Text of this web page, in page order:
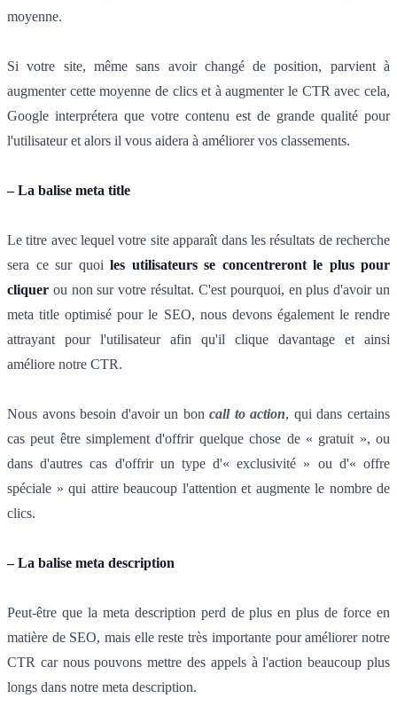
moyenne.
Si votre site, même sans avoir changé de position, parvient à
augmenter cette moyenne de clics et à augmenter le CTR avec cela,
Google interprétera que votre contenu est de grande qualité pour
l'utilisateur et alors il vous aidera à améliorer vos classements.
– La balise meta title
Le titre avec lequel votre site apparaît dans les résultats de recherche
sera ce sur quoi les utilisateurs se concentreront le plus pour
cliquer ou non sur votre résultat. C'est pourquoi, en plus d'avoir un
meta title optimisé pour le SEO, nous devons également le rendre
attrayant pour l'utilisateur afin qu'il clique davantage et ainsi
améliore notre CTR.
Nous avons besoin d'avoir un boncall to action, qui dans certains
cas peut être simplement d'offrir quelque chose de « gratuit », ou
dans d'autres cas d'offrir un type d'« exclusivité » ou d'« offre
spéciale » qui attire beaucoup l'attention et augmente le nombre de
clics.
– La balise meta description
Peut-être que la meta description perd de plus en plus de force en
matière de SEO, mais elle reste très importante pour améliorer notre
CTR car nous pouvons mettre des appels à l'action beaucoup plus
longs dans notre meta description.